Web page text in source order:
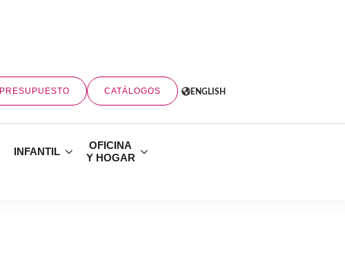
PRESUPUESTO CATÁLOGOS ENGLISH
INFANTIL
OFICINA
Y HOGAR